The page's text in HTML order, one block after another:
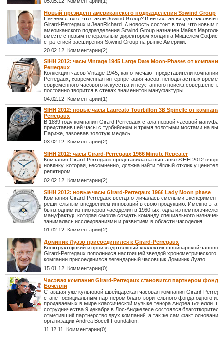
Новый президент американского подразделения Sowind Group
Начнем с того, что такое Sowind Group? В её состав входят часовые
Girard-Perregaux и JeanRichard. А новость состоит в том, что новым
американского подразделения Sowind Group назначен Майкл
вместе с новым генеральным директором холдинга Мишелем
стратегией расширения Sowind Group на рынке Америки.
20.02.12 Комментарии(2)
SIHH 2012: часы Vintage 1945 Large Date Moon-Phases от
Perregaux
Коллекция часов Vintage 1945, как отмечают представители
Perregaux, современная интерпретация часов, неподвластных
современного часового искусства и неустанного поиска
постоянно творится в стенах знаменитой мануфактуры.
04.02.12 Комментарии(1)
SIHH 2012: новые часы Laureato Tourbillon 3B Spinelle от
Perregaux
В 1889 году компания Girard Perregaux стала первой часовой
представившей часы с турбийоном и тремя золотыми мостами на
Париже, завоевав золотую медаль.
03.02.12 Комментарии(2)
SIHH 2012: часы Girard-Perregaux 1966 Minute Repeater
Компания Girard-Perregaux представила на выставке SIHH 2012
новинку, которая, несомненно, должна найти тёплый отклик у
репетиром.
02.02.12 Комментарии(2)
SIHH 2012: новые часы Girard-Perregaux 1966 Lady Moon phase
Компания Girard-Perregaux всегда отличалась смелыми
решительным внедрением инноваций в свою продукцию. Именно эта
была одним из пионеров часоделия в 1960-ых, одна из
мануфактур, которая смогла создать команду специального
занималась исследованиями и развитием в области часоделия.
01.02.12 Комментарии(2)
Доминик Луазо присоединился к Girard-Perregaux
Конструкторский и производственный коллектив швейцарской
Girard-Perregaux пополнился настоящей звездой хронометрического
компании присоединился легендарный часовщик Доминик Луазо.
15.01.12 Комментарии(0)
Часовая компания Girard-Perregaux становится партнером
Бочелли
Ставшая уже культовой швейцарская часовая компания Girard-
станет официальным партнером благотворительного фонда одного
продаваемых в Мире классической музыке тенора Андреа Бочелли.
сотрудничества 9 декабря в Лос-Анджелесе состоялся
отметивший партнерство двух компаний, а так же сам факт
организации Andrea Bocelli Foundation.
11.12.11 Комментарии(0)